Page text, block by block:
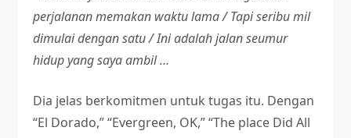
perjalanan memakan waktu lama / Tapi seribu mil
dimulai dengan satu /Ini adalah jalan seumur
hidup yang saya ambil …
Dia jelas berkomitmen untuk tugas itu. Dengan
“El Dorado,” “Evergreen, OK,” “The place Did All